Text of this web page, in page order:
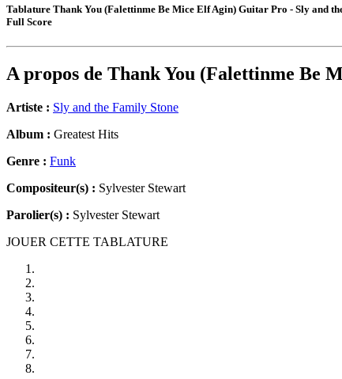
Tablature Thank You (Falettinme Be Mice Elf Agin) Guitar Pro - Sly and
Full Score
A propos de Thank You (Falettinme Be
Artiste : Sly and the Family Stone
Album : Greatest Hits
Genre : Funk
Compositeur(s) : Sylvester Stewart
Parolier(s) : Sylvester Stewart
JOUER CETTE TABLATURE